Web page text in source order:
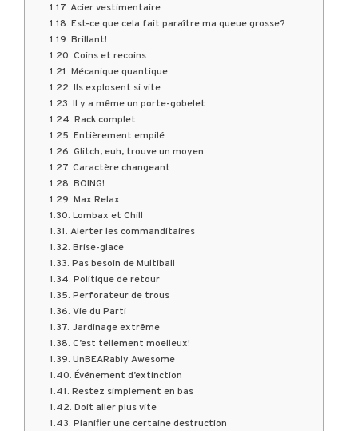
Acier vestimentaire
Est-ce que cela fait paraître ma queue grosse?
Brillant!
Coins et recoins
Mécanique quantique
Ils explosent si vite
Il y a même un porte-gobelet
Rack complet
Entièrement empilé
Glitch, euh, trouve un moyen
Caractère changeant
BOING!
Max Relax
Lombax et Chill
Alerter les commanditaires
Brise-glace
Pas besoin de Multiball
Politique de retour
Perforateur de trous
Vie du Parti
Jardinage extrême
C’est tellement moelleux!
UnBEARably Awesome
Événement d’extinction
Restez simplement en bas
Doit aller plus vite
Planifier une certaine destruction